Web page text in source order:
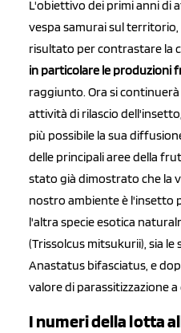
L'obiettivo dei primi anni di
vespa samurai sul
risultato per contrastare la
in particolare le produzioni
raggiunto. Ora si
attività di rilascio
più possibile la sua
delle principali aree della
stato già dimostrato che la
nostro ambiente è l'insetto
l'altra specie esotica
(Trissolcus mitsukurii), sia
Anastatus bifasciatus, e
valore di parassitizzazione
I numeri della lotta